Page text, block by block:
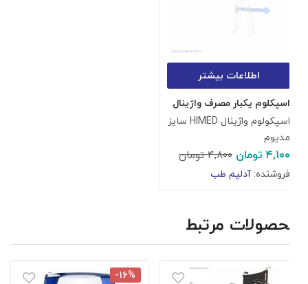
اطلاعات بیشتر
اسپکلوم یکبار مصرف واژینال
اسپکولوم واژینال HIMED سایز
مدیوم
۴,۱۰۰ تومان۴,۸۰۰تومان
فروشنده:آدلیم طب
محصولات مرتبط
-۱۶%